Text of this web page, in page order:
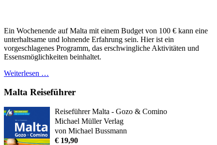
Ein Wochenende auf Malta mit einem Budget von 100 € kann eine
unterhaltsame und lohnende Erfahrung sein. Hier ist ein
vorgeschlagenes Programm, das erschwingliche Aktivitäten und
Essensmöglichkeiten beinhaltet.
Weiterlesen …
Malta Reiseführer
Reiseführer Malta - Gozo & Comino
Michael Müller Verlag
von Michael Bussmann
€ 19,90